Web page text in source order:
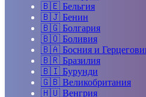
🇧🇪 Бельгия
🇧🇯 Бенин
🇧🇬 Болгария
🇧🇴 Боливия
🇧🇦 Босния и
🇧🇷 Бразилия
🇧🇮 Бурунди
🇬🇧 Великобритания
🇭🇺 Венгрия